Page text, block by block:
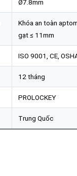
Ø7.8mm
Khóa an toàn
gạt ≤ 11mm
ISO 9001, CE,
12 tháng
PROLOCKEY
Trung Quốc